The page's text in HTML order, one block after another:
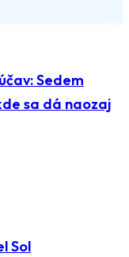
Sedem
sa dá naozaj
Sol